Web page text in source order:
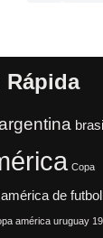
Rápida
brasil
Copa
de futbol
américa uruguay